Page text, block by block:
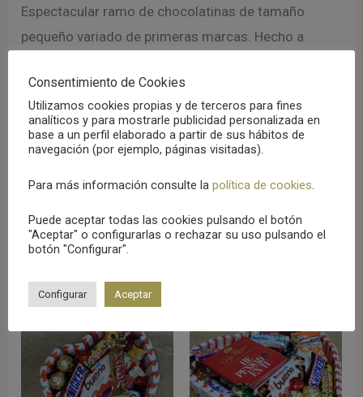
Espectacular ramo de chocolatinas de tamaño
pequeño variado de primeras marcas. Hecho a
ocasión.
El producto puede variar según la disponibilidad de
chocolatinas, nunca disminuyendo el valor del
producto.
Consentimiento de Cookies
Utilizamos cookies propias y de terceros para fines
analíticos y para mostrarle publicidad personalizada en
base a un perfil elaborado a partir de sus hábitos de
navegación (por ejemplo, páginas visitadas).
Para más información consulte la política de cookies.
Puede aceptar todas las cookies pulsando el botón
"Aceptar" o configurarlas o rechazar su uso pulsando el
botón "Configurar".
Configurar Aceptar